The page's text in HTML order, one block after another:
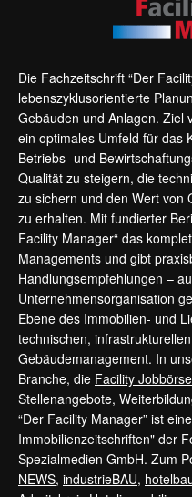
Die Fachzeitschrift “Der
lebenszyklusorientierte
Gebäuden und Anlagen. Ziel
ein optimales Umfeld für das
Betriebs- und
Qualität zu steigern, die
zu sichern und den Wert von
zu erhalten. Mit fundierter
Facility Manager“ das
Managements und gibt
Handlungsempfehlungen –
Unternehmensorganisation
Ebene des Immobilien- und
technischen,
Gebäudemanagement. In
Branche, die Facility Jobbörse
Stellenangebote,
“Der Facility Manager” ist
Immobilienzeitschriften" der
Spezialmedien GmbH. Zum
NEWS, industrieBAU,